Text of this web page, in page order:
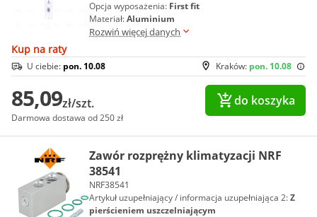
Opcja wyposażenia: First fit
Materiał:Aluminium
Rozwiń więcej danych
Kup na raty
Kraków: pon. 10.08
U ciebie: pon. 10.08
85,09zł/szt.
Darmowa dostawa od 250 zł
do koszyka
Zawór rozprężny klimatyzacji NRF
38541
NRF38541
Artykuł uzupełniający / informacja uzupełniająca 2:Z
pierścieniem uszczelniającym